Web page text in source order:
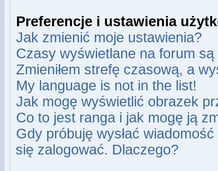
Preferencje i ustawienia
Jak zmienić moje ustawienia?
Czasy wyświetlane na forum są
Zmieniłem strefę czasową, a
My language is not in the list!
Jak mogę wyświetlić obrazek
Co to jest ranga i jak mogę ją
Gdy próbuję wysłać
się zalogować. Dlaczego?